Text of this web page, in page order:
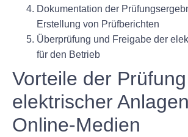
Dokumentation der
Erstellung von Prüfberichten
Überprüfung und Freigabe der
für den Betrieb
Vorteile der Prüfung
elektrischer
Online-Medien